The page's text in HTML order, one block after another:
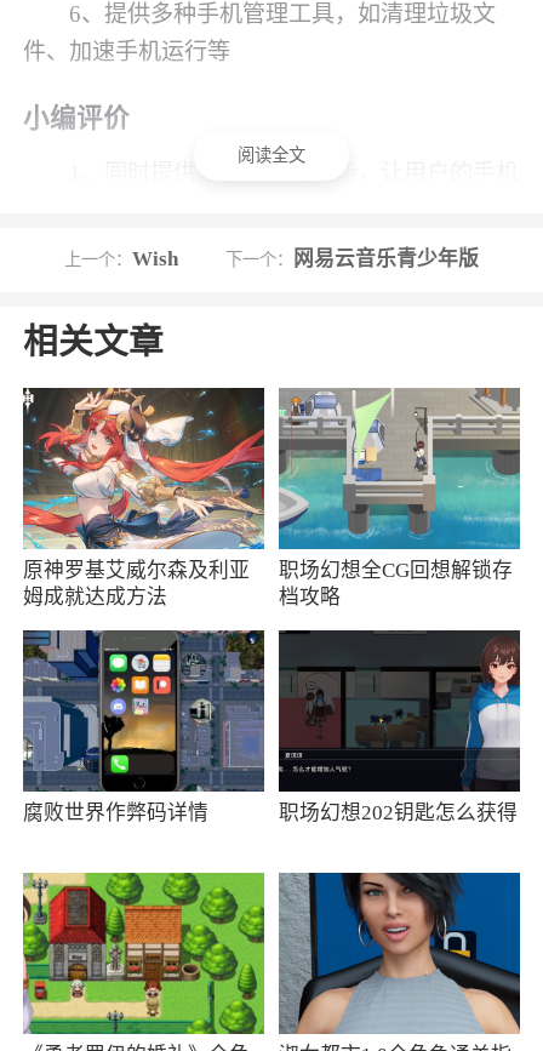
6、提供多种手机管理工具，如清理垃圾文
件、加速手机运行等
小编评价
用户，都可以从这款软件中获得实用的帮助。综
用软件
罗拉独有的显示效果也可以在其他品牌的手机上
使用，更好的实现软件互通，让手机的美化更加
彻底
3、Moto Display是moto息屏显示官方应用，
为moto系列手机提供灭屏显示、显示时钟消息等
阅读全文
上一个：Wish 下一个： 网易云音乐青少年版
相关文章
原神罗基艾威尔森及利亚
姆成就达成方法
职场幻想全CG回想解锁存
档攻略
腐败世界作弊码详情 职场幻想202钥匙怎么获得